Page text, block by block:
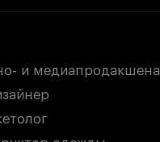
и медиапродакшена